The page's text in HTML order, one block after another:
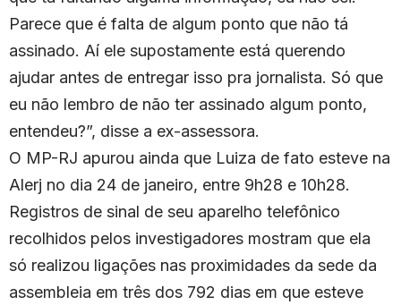
Parece que é falta de algum ponto que não tá
assinado. Aí ele supostamente está querendo
ajudar antes de entregar isso pra jornalista. Só que
eu não lembro de não ter assinado algum ponto,
entendeu?”, disse a ex-assessora.
O MP-RJ apurou ainda que Luiza de fato esteve na
Alerj no dia 24 de janeiro, entre 9h28 e 10h28.
Registros de sinal de seu aparelho telefônico
recolhidos pelos investigadores mostram que ela
só realizou ligações nas proximidades da sede da
assembleia em três dos 792 dias em que esteve